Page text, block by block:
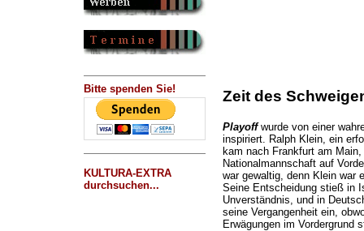
Bitte spenden Sie!
KULTURA-EXTRA
durchsuchen...
Zeit des
Playoffwurde von einer
inspiriert. Ralph Klein, ein
kam nach Frankfurt am
Nationalmannschaft auf
war gewaltig, denn Klein war
Seine Entscheidung stieß in
Unverständnis, und in
seine Vergangenheit ein,
Erwägungen im Vordergrund